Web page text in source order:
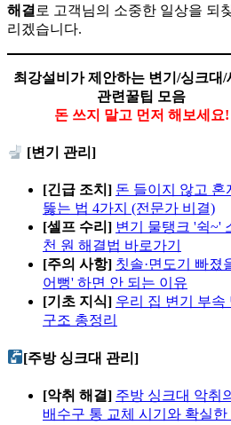
해결 로 고객님의 소중한 일상을 되
리겠습니다.
최강설비가 제안하는 변기/싱크대/
관련꿀팁 모음
돈 쓰지 말고 먼저 해보세요!
[변기 관리]
[긴급 조치] 돈 들이지 않고 혼
뚫는 법 4가지 (전문가 비결)
[셀프 수리] 변기 물탱크 '쉭~'
천 원 해결법 바로가기
[주의 사항] 칫솔·면도기 빠졌
어뻥' 하면 안 되는 이유
[기초 지식] 우리 집 변기 부속
구조 총정리
[주방 싱크대 관리]
[악취 해결] 주방 싱크대 악취
배수구 통 교체 시기와 확실한